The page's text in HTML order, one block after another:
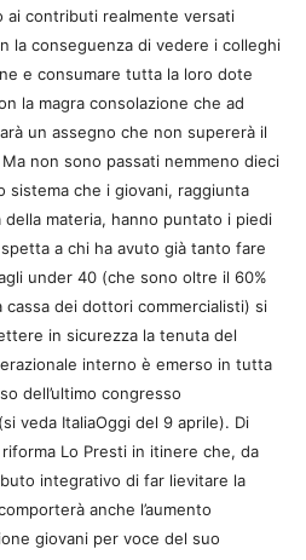
ai contributi realmente versati
la conseguenza di vedere i colleghi
e consumare tutta la loro dote
la magra consolazione che ad
un assegno che non supererà il
non sono passati nemmeno dieci
sistema che i giovani, raggiunta
materia, hanno puntato i piedi
a chi ha avuto già tanto fare
under 40 (che sono oltre il 60%
dei dottori commercialisti) si
in sicurezza la tenuta del
interno è emerso in tutta
dell’ultimo congresso
veda ItaliaOggi del 9 aprile). Di
Lo Presti in itinere che, da
integrativo di far lievitare la
anche l’aumento
giovani per voce del suo